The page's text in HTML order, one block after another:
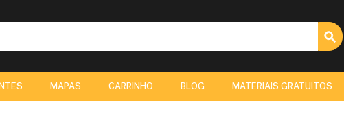
Search Button
MAPAS CARRINHO BLOG MATERIAIS GRATUITOS